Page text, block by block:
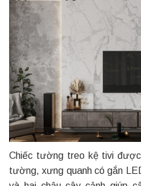
Chiếc tường treo kệ tivi
tường, xưng quanh có gắn